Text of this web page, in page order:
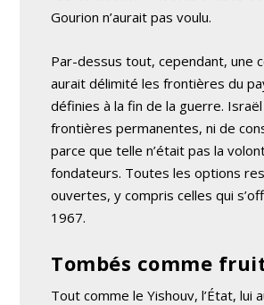
Gourion n’aurait pas voulu.
Par-dessus tout, cependant, une
aurait délimité les frontières du
définies à la fin de la guerre. Israël
frontières permanentes, ni de
parce que telle n’était pas la
fondateurs. Toutes les options
ouvertes, y compris celles qui
1967.
Tombés comme
Tout comme le Yishouv, l’État, lui